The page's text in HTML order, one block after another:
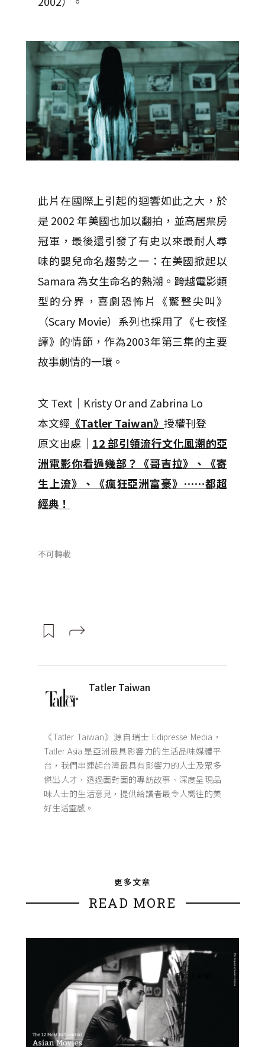
此片在國際上引起的迴響如此之大，於
是 2002 年美國也加以翻拍，並高居票房
冠軍，最後還引發了有史以來最耐人尋
味的嬰兒命名趨勢之一：在美國掀起以
Samara 為女生命名的熱潮。跨越電影類
型的分界，喜劇恐怖片《驚聲尖叫》
（Scary Movie）系列也採用了《七夜怪
譚》的情節，作為2003年第三集的主要
故事劇情的一環。
文 Text｜Kristy Or and Zabrina Lo
本文經 《Tatler Taiwan》 授權刊登
原文出處｜ 12 部引領流行文化風潮的亞
洲電影你看過幾部？《哥吉拉》、《寄
生上流》、《瘋狂亞洲富豪》⋯⋯都超
經典！
不可轉載
Tatler Taiwan
《Tatler Taiwan》源自瑞士 Edipresse Media，
Tatler Asia 是亞洲最具影響力的生活品味媒體平
台，我們串連起台灣最具有影響力的人士及眾多
傑出人才，透過面對面的專訪故事、深度呈現品
味人士的生活意見，提供給讀者最令人嚮往的美
好生活靈感。
更多文章
READ MORE